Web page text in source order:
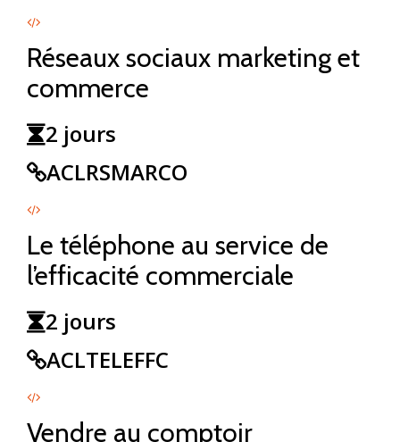
Réseaux sociaux marketing et
commerce
2 jours
ACLRSMARCO
Le téléphone au service de
l’efficacité commerciale
2 jours
ACLTELEFFC
Vendre au comptoir